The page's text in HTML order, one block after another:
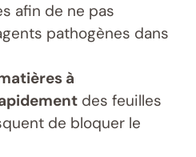
afin de ne pas
pathogènes dans
à
des feuilles
de bloquer le